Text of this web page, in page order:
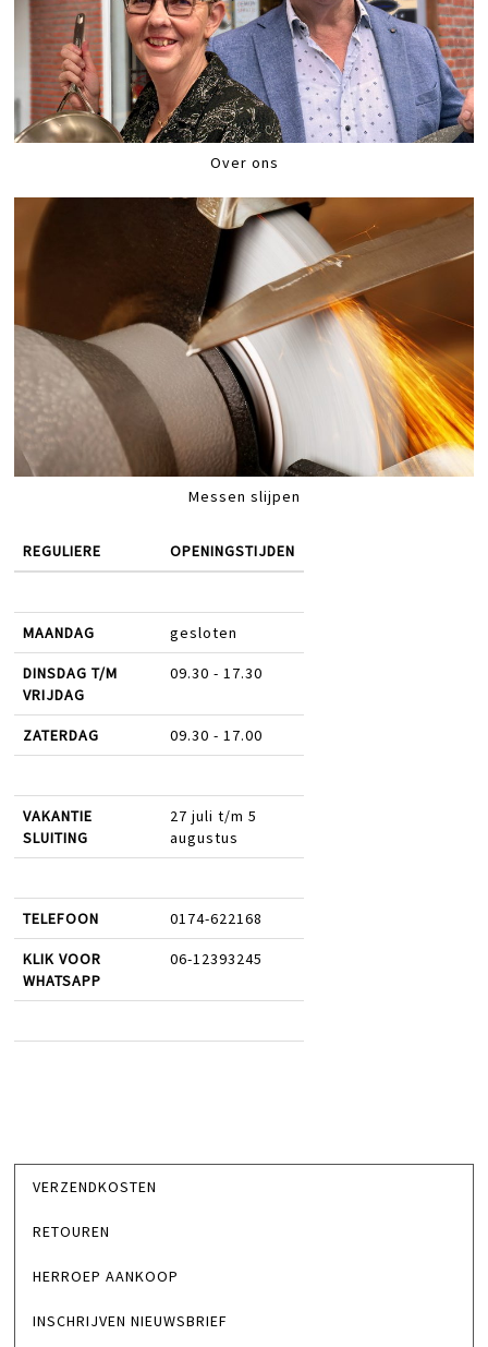
Over ons
Messen slijpen
REGULIERE OPENINGSTIJDEN
MAANDAG gesloten
DINSDAG T/M
VRIJDAG
09.30 - 17.30
ZATERDAG 09.30 - 17.00
VAKANTIE
SLUITING
27 juli t/m 5
augustus
TELEFOON 0174-622168
KLIK VOOR
WHATSAPP
06-12393245
VERZENDKOSTEN
RETOUREN
HERROEP AANKOOP
INSCHRIJVEN NIEUWSBRIEF